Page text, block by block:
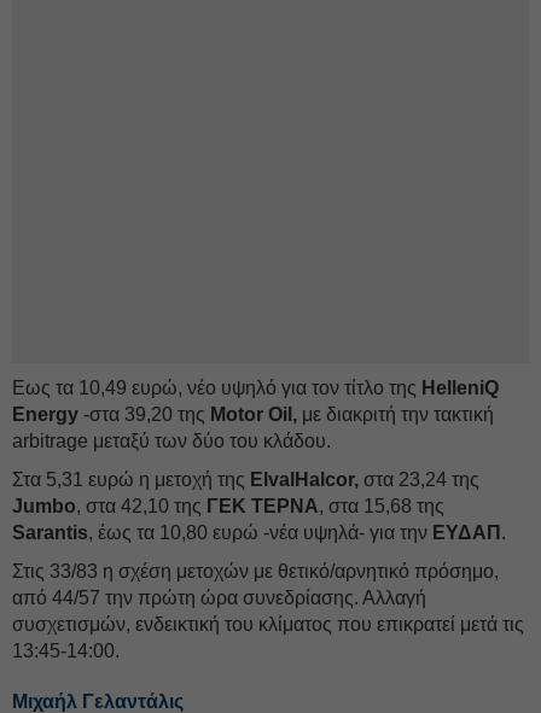
Εως τα 10,49 ευρώ, νέο υψηλό για τον τίτλο της HelleniQ
Energy -στα 39,20 της Motor Oil, με διακριτή την τακτική
arbitrage μεταξύ των δύο του κλάδου.
Στα 5,31 ευρώ η μετοχή της ElvalHalcor, στα 23,24 της
Jumbo, στα 42,10 της ΓΕΚ ΤΕΡΝΑ, στα 15,68 της
Sarantis, έως τα 10,80 ευρώ -νέα υψηλά- για την ΕΥΔΑΠ .
Στις 33/83 η σχέση μετοχών με θετικό/αρνητικό πρόσημο,
από 44/57 την πρώτη ώρα συνεδρίασης. Αλλαγή
συσχετισμών, ενδεικτική του κλίματος που επικρατεί μετά τις
13:45-14:00.
Μιχαήλ Γελαντάλις